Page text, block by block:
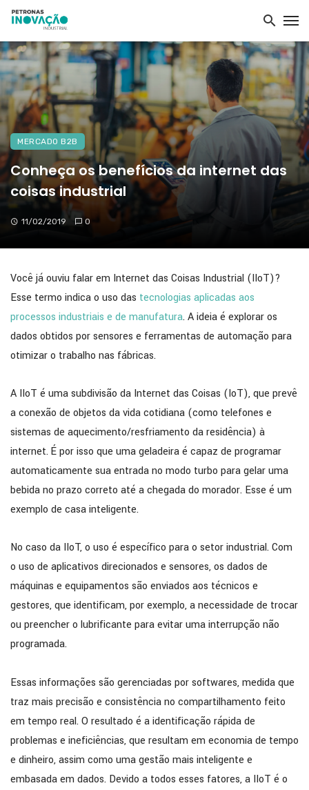
MERCADO B2B
Conheça os benefícios da internet das
coisas industrial
11/02/2019 0
Você já ouviu falar em Internet das Coisas Industrial (IIoT)?
Esse termo indica o uso das tecnologias aplicadas aos
processos industriais e de manufatura. A ideia é explorar os
dados obtidos por sensores e ferramentas de automação para
otimizar o trabalho nas fábricas.
A IIoT é uma subdivisão da Internet das Coisas (IoT), que prevê
a conexão de objetos da vida cotidiana (como telefones e
sistemas de aquecimento/resfriamento da residência) à
internet. É por isso que uma geladeira é capaz de programar
automaticamente sua entrada no modo turbo para gelar uma
bebida no prazo correto até a chegada do morador. Esse é um
exemplo de casa inteligente.
No caso da IIoT, o uso é específico para o setor industrial. Com
o uso de aplicativos direcionados e sensores, os dados de
máquinas e equipamentos são enviados aos técnicos e
gestores, que identificam, por exemplo, a necessidade de trocar
ou preencher o lubrificante para evitar uma interrupção não
programada.
Essas informações são gerenciadas por softwares, medida que
traz mais precisão e consistência no compartilhamento feito
em tempo real. O resultado é a identificação rápida de
problemas e ineficiências, que resultam em economia de tempo
e dinheiro, assim como uma gestão mais inteligente e
embasada em dados. Devido a todos esses fatores, a IIoT é o